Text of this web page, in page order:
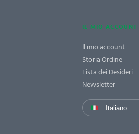
IL MIO ACCOUNT
Il mio account
Storia Ordine
Lista dei Desideri
Newsletter